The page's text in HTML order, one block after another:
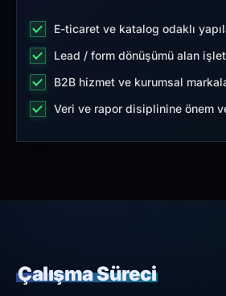
E-ticaret ve katalog odaklı
Lead / form dönüşümü alan
B2B hizmet ve kurumsal
Veri ve rapor disiplinine önem
Çalışma Süreci